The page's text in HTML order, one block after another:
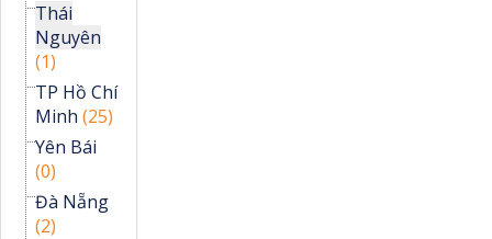
Thái
Nguyên
(1)
TP Hồ Chí
Minh (25)
Yên Bái
(0)
Đà Nẵng
(2)